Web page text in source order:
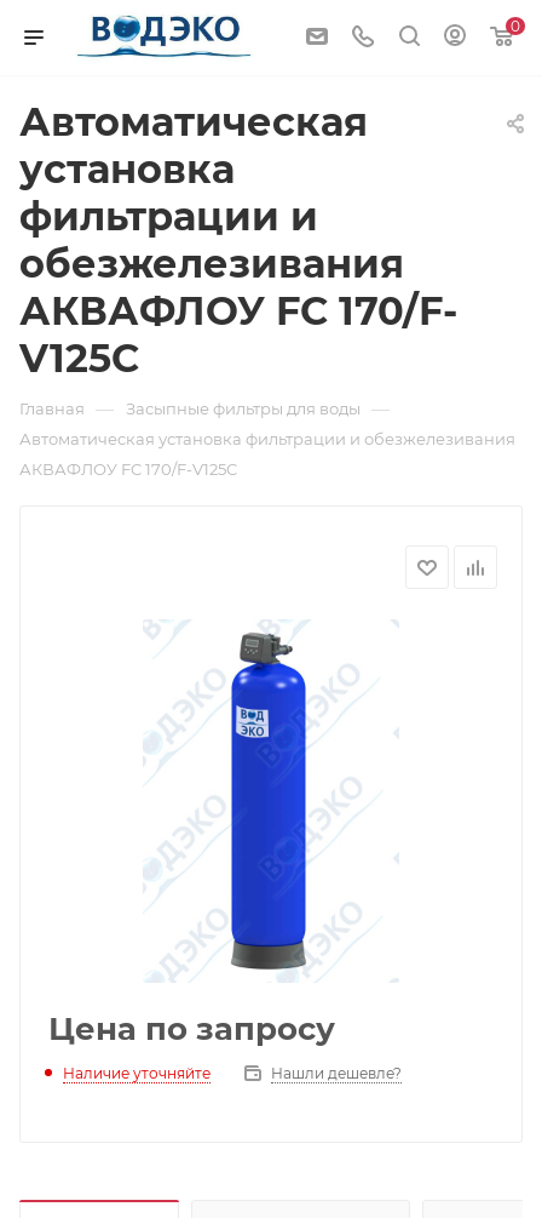
0
Автоматическая
установка
фильтрации и
обезжелезивания
АКВАФЛОУ FC 170/F-
V125C
Главная — Засыпные фильтры для воды —
Автоматическая установка фильтрации и обезжелезивания
АКВАФЛОУ FC 170/F-V125C
Цена по запросу
Наличие уточняйте Нашли дешевле?